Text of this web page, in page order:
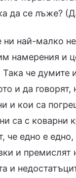
да се лъже?
най-малко
намерения и
че думите
и да
и кои са
са с коварни
че едно е
и премислят
и